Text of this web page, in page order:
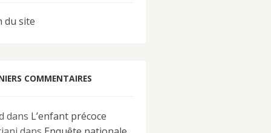
du site
COMMENTAIRES
dans L’enfant précoce